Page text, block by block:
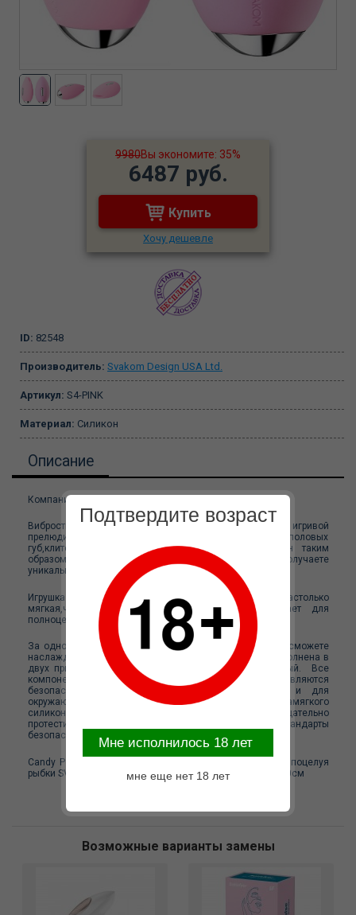
9980Вы экономите: 35%
6487 руб.
Купить
Хочу дешевле
ID: 82548
Производитель: Svakom Design USA Ltd.
Артикул: S4-PINK
Материал: Силикон
Описание
Компания Svakom Представляет свои вкусные новинки.
Вибростимулятор Candy специально создан для игривой
прелюдии, идеально подходит для массажа половых
губ,клитора и сосков. Механизм игрушки выполнен таким
образом,что к 3 интенсивностям вибрации вы получаете
уникальные движения, имитирующие "поцелуй рыбки".
Игрушка выполнена из гиппоаллергенного силикона и настолько
мягкая,что естественной лубрикации вполне хватает для
полноценной прелюдии.
За однократную зарядку в течение всего 1 ЧАСА вы сможете
наслаждаться этой игрушкой целый 1 ЧАС. Игрушка выполнена в
двух приятных цветах - нежно-голубой и нежно-розовый. Все
компоненты, используемые при изготовлении игрушек, являются
безопасным материалом как для человека, так и для
окружающей среды. Оба продукта состоят из ультрамягкого
силикона, безопасного для тела, который был тщательно
протестирован и прошел через все международные стандарты
безопасности.
Candy Розовый вибростимулятор клитора с эффектом поцелуя
рыбки SVAKOM, c вибрацией, длина 9.60см, диаметр 4.20см
Возможные варианты замены
Подтвердите возраст
Mне исполнилось 18 лет
мне еще нет 18 лет